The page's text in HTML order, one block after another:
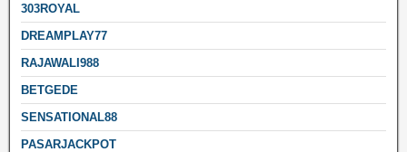
303ROYAL
DREAMPLAY77
RAJAWALI988
BETGEDE
SENSATIONAL88
PASARJACKPOT